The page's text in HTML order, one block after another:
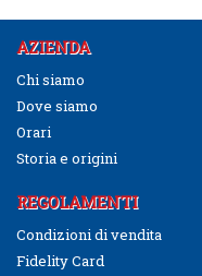
AZIENDA
Chi siamo
Dove siamo
Orari
Storia e origini
REGOLAMENTI
Condizioni di vendita
Fidelity Card